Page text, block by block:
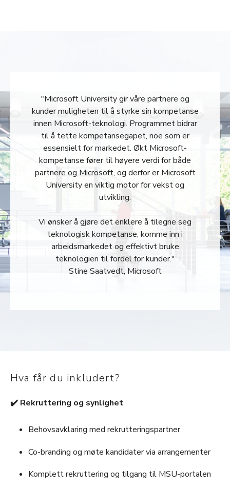
"Microsoft University gir våre partnere og
kunder muligheten til å styrke sin kompetanse
innen Microsoft-teknologi. Programmet bidrar
til å tette kompetansegapet, noe som er
essensielt for markedet. Økt Microsoft-
kompetanse fører til høyere verdi for både
partnere og Microsoft, og derfor er Microsoft
University en viktig motor for vekst og
utvikling.
Vi ønsker å gjøre det enklere å tilegne seg
teknologisk kompetanse, komme inn i
arbeidsmarkedet og effektivt bruke
teknologien til fordel for kunder."
Stine Saatvedt, Microsoft
Hva får du inkludert?
✔️ Rekruttering og synlighet
Behovsavklaring med rekrutteringspartner
Co-branding og møte kandidater via arrangementer
Komplett rekruttering og tilgang til MSU-portalen